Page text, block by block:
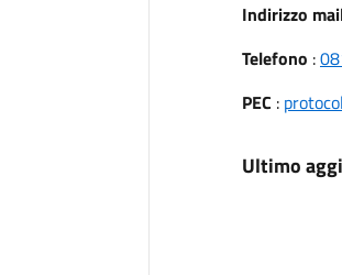
Indirizzo
Telefono :
PEC :
Ultimo